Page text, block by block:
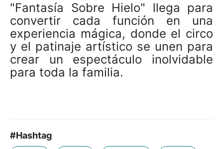
"Fantasía Sobre Hielo" llega para
convertir cada función en una
experiencia mágica, donde el circo
y el patinaje artístico se unen para
crear un espectáculo inolvidable
para toda la familia.
#Hashtag